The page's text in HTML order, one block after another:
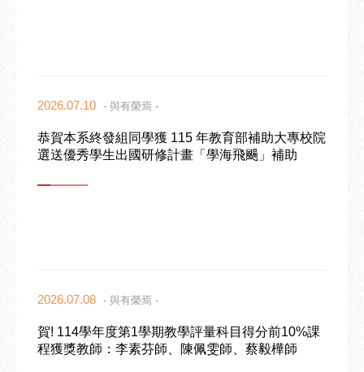
2026.07.10 - 與有榮焉 -
恭賀本系終發組同學獲 115 年教育部補助大專校院
選送優秀學生出國研修計畫「學海飛颺」補助
2026.07.08 - 與有榮焉 -
賀! 114學年度第1學期教學評量科目得分前10%課
程獲獎教師：李素芬師、陳佩雯師、蔡毅樺師